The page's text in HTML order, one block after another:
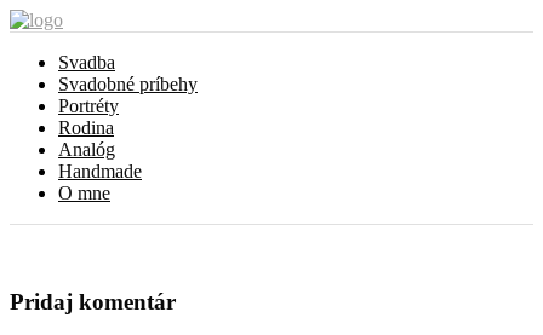
Svadba
Svadobné príbehy
Portréty
Rodina
Analóg
Handmade
O mne
Pridaj komentár